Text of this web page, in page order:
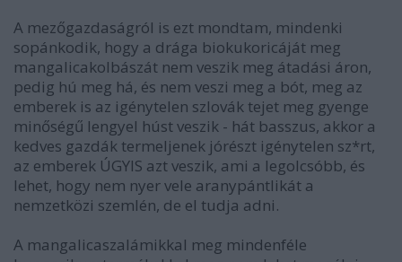
A mezőgazdaságról is ezt mondtam, mindenki
sopánkodik, hogy a drága biokukoricáját meg
mangalicakolbászát nem veszik meg átadási áron,
pedig hú meg há, és nem veszi meg a bót, meg az
emberek is az igénytelen szlovák tejet meg gyenge
minőségű lengyel húst veszik - hát basszus, akkor a
kedves gazdák termeljenek jórészt igénytelen sz*rt,
az emberek ÚGYIS azt veszik, ami a legolcsóbb, és
lehet, hogy nem nyer vele aranypántlikát a
nemzetközi szemlén, de el tudja adni.
A mangalicaszalámikkal meg mindenféle